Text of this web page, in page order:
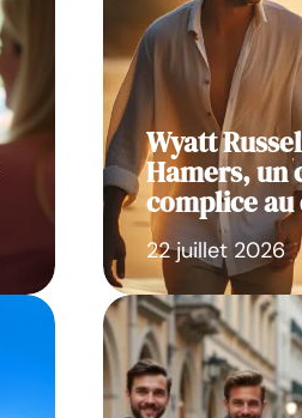
Wyatt
Hamers, un
complice
22 juillet 2026